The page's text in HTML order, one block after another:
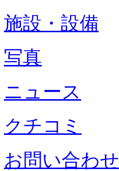
施設・設備
写真
ニュース
クチコミ
お問い合わせ